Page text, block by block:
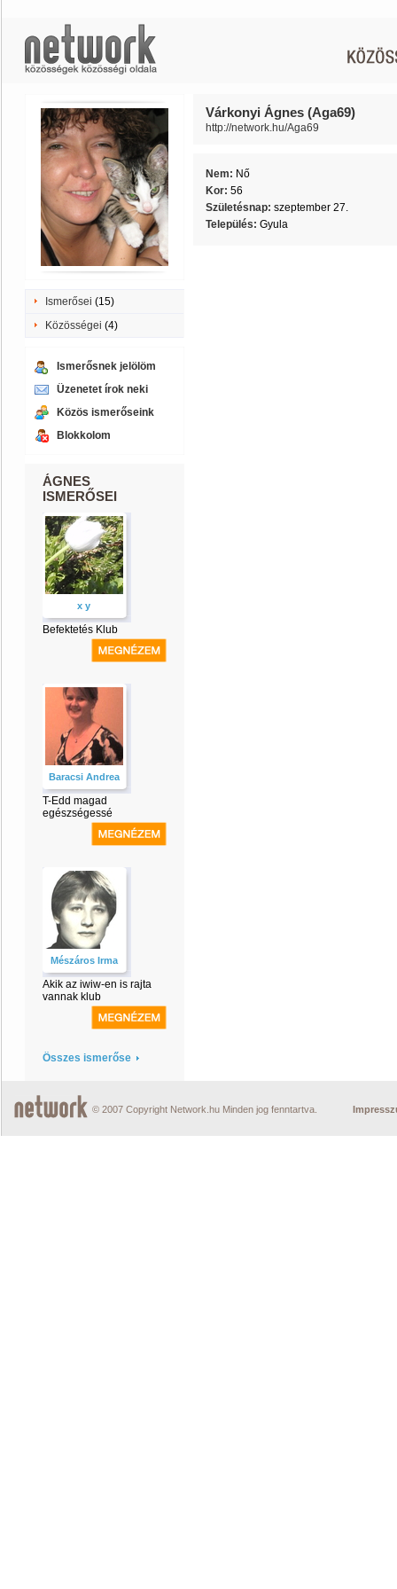
Ismerősei (15)
Közösségei (4)
Ismerősnek jelölöm
Üzenetet írok neki
Közös ismerőseink
Blokkolom
ÁGNES
ISMERŐSEI
x y
Befektetés Klub
Baracsi Andrea
T-Edd magad
egészségessé
Mészáros Irma
Akik az iwiw-en is rajta
vannak klub
Összes ismerőse
Várkonyi Ágnes (Aga69)
http://network.hu/Aga69
Nem: Nő
Kor: 56
Születésnap: szeptember 27.
Település: Gyula
© 2007 Copyright Network.hu Minden jog fenntartva.